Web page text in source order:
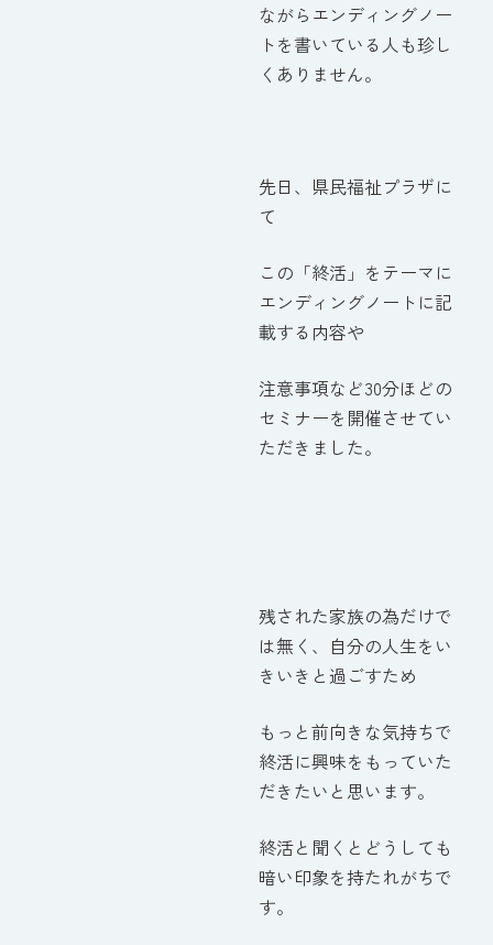
ながらエンディングノー
トを書いている人も珍し
くありません。
先日、県民福祉プラザに
て
この「終活」をテーマに
エンディングノートに記
載する内容や
注意事項など30分ほどの
セミナーを開催させてい
ただきました。
残された家族の為だけで
は無く、自分の人生をい
きいきと過ごすため
もっと前向きな気持ちで
終活に興味をもっていた
だきたいと思います。
終活と聞くとどうしても
暗い印象を持たれがちで
す。